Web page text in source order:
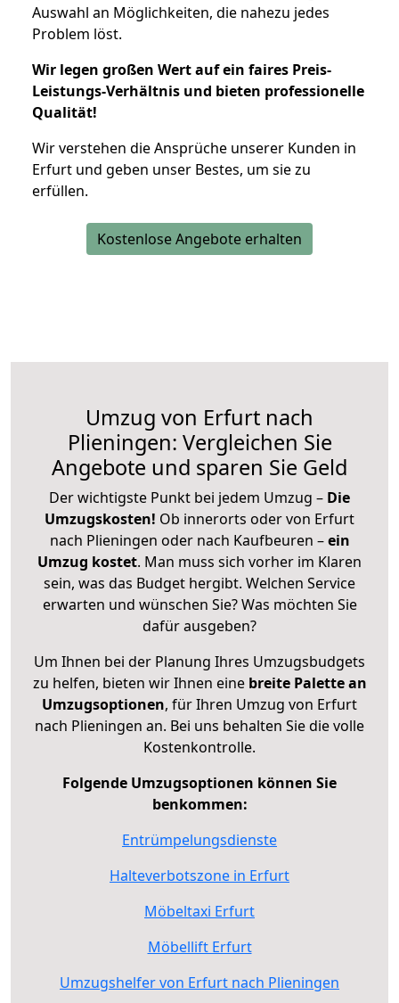
Auswahl an Möglichkeiten, die nahezu jedes
Problem löst.
Wir legen großen Wert auf ein faires Preis-
Leistungs-Verhältnis und bieten professionelle
Qualität!
Wir verstehen die Ansprüche unserer Kunden in
Erfurt und geben unser Bestes, um sie zu
erfüllen.
Kostenlose Angebote erhalten
Umzug von Erfurt nach
Plieningen: Vergleichen Sie
Angebote und sparen Sie Geld
Der wichtigste Punkt bei jedem Umzug – Die
Umzugskosten! Ob innerorts oder von Erfurt
nach Plieningen oder nach Kaufbeuren –ein
Umzug kostet. Man muss sich vorher im Klaren
sein, was das Budget hergibt. Welchen Service
erwarten und wünschen Sie? Was möchten Sie
dafür ausgeben?
Um Ihnen bei der Planung Ihres Umzugsbudgets
zu helfen, bieten wir Ihnen eine breite Palette an
Umzugsoptionen, für Ihren Umzug von Erfurt
nach Plieningen an. Bei uns behalten Sie die volle
Kostenkontrolle.
Folgende Umzugsoptionen können Sie
benkommen:
Entrümpelungsdienste
Halteverbotszone in Erfurt
Möbeltaxi Erfurt
Möbellift Erfurt
Umzugshelfer von Erfurt nach Plieningen